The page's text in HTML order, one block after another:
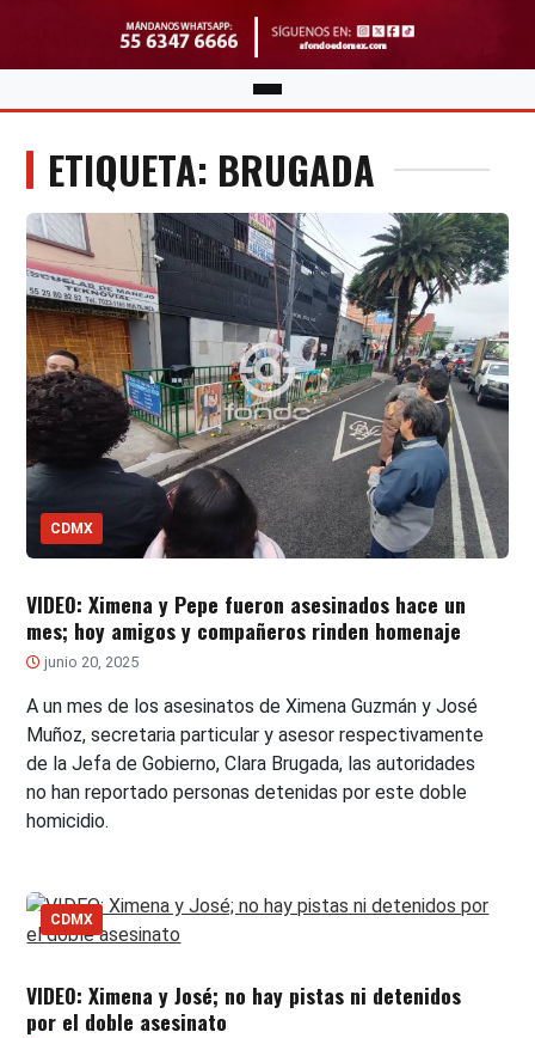
ETIQUETA: BRUGADA
CDMX
VIDEO: Ximena y Pepe fueron asesinados hace un
mes; hoy amigos y compañeros rinden homenaje
junio 20, 2025
A un mes de los asesinatos de Ximena Guzmán y José
Muñoz, secretaria particular y asesor respectivamente
de la Jefa de Gobierno, Clara Brugada, las autoridades
no han reportado personas detenidas por este doble
homicidio.
CDMX
VIDEO: Ximena y José; no hay pistas ni detenidos
por el doble asesinato